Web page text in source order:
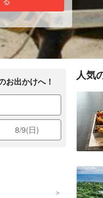
お出かけへ！
8/9(日)
人気